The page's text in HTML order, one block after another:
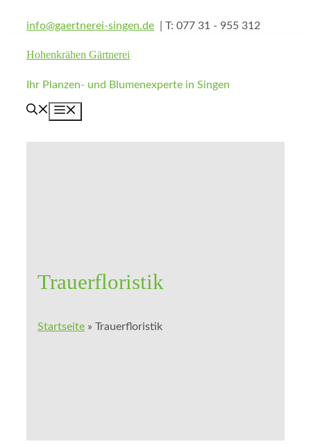
Inhalt
springen
info@gaertnerei-singen.de | T: 077 31 - 955 312
Hohenkrähen Gärtnerei
Ihr Planzen- und Blumenexperte in Singen
Trauerfloristik
Startseite » Trauerfloristik